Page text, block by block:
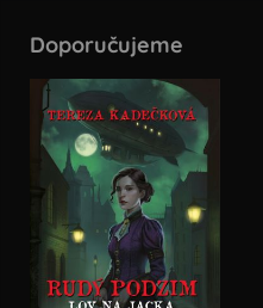
Doporučujeme